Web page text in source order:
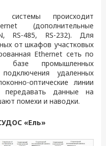
происходит
(дополнительные
RS-485, RS-232). Для
от шкафов участковых
Ethernet сеть по
базе промышленных
удаленных
оптические линии
передавать данные на
помехи и наводки.
«Ель»